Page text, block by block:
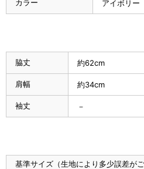
カラー アイボリー
脇丈 約62cm
肩幅 約34cm
袖丈 －
基準サイズ（生地により多少誤差がご